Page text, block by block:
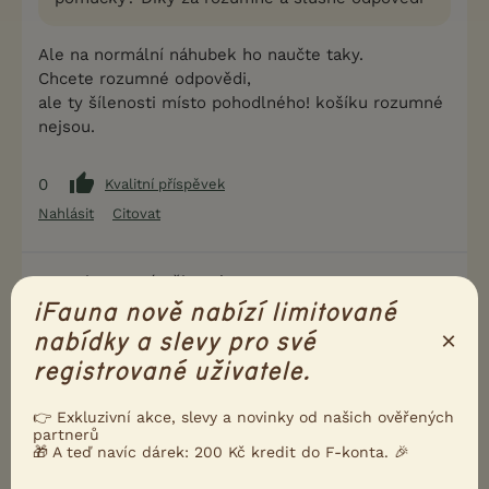
Ale na normální náhubek ho naučte taky.
Chcete rozumné odpovědi,
ale ty šílenosti místo pohodlného! košíku rozumné
nejsou.
0
Kvalitní příspěvek
Nahlásit
Citovat
Neregistrovaný uživatel 9.7.2014 11:16
Pozor, v Brně jsou měštáci na náhubek zaměření. V
opačném případě hrozí pokuta.
Nahlásit
iFauna nově nabízí limitované
nabídky a slevy pro své
registrované uživatele.
×
👉 Exkluzivní akce, slevy a novinky od našich ověřených
partnerů
🎁 A teď navíc dárek: 200 Kč kredit do F-konta. 🎉